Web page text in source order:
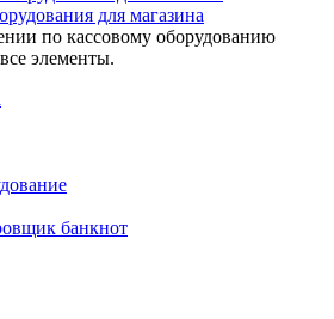
для магазина
по кассовому оборудованию
элементы.
банкнот